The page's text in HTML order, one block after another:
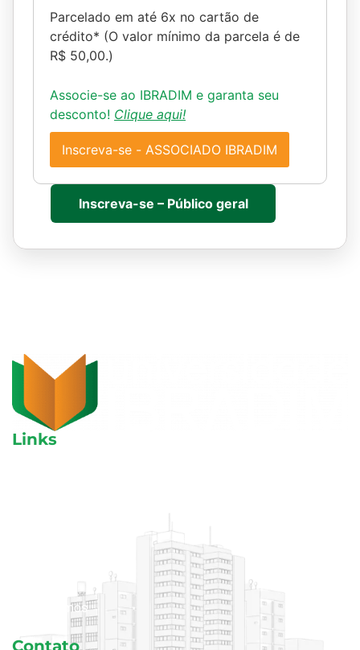
Parcelado em até 6x no cartão de
crédito* (O valor mínimo da parcela é de
R$ 50,00.)
Associe-se ao IBRADIM e garanta seu
desconto! Clique aqui!
Inscreva-se - ASSOCIADO IBRADIM
Inscreva-se – Público geral
Links
Quem somos
Contato